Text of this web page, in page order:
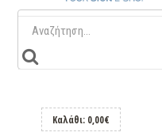
Καλάθι: 0,00€